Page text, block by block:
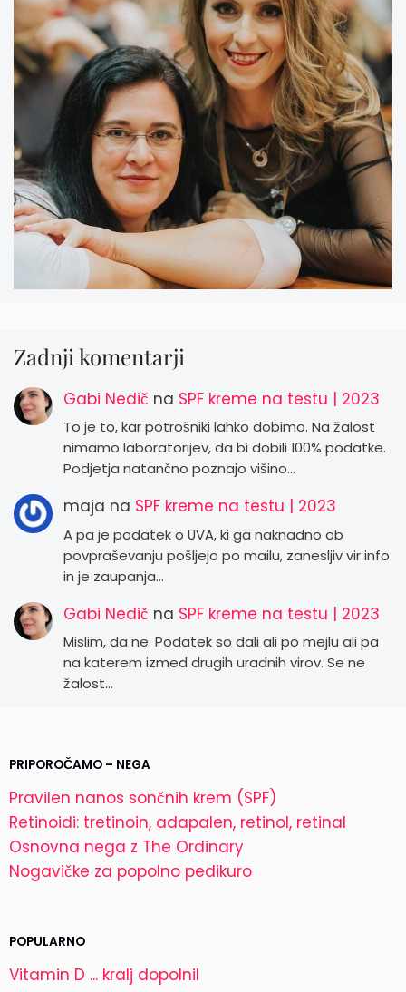
Zadnji komentarji
Gabi Nedič na SPF kreme na testu | 2023
To je to, kar potrošniki lahko dobimo. Na žalost
nimamo laboratorijev, da bi dobili 100% podatke.
Podjetja natančno poznajo višino…
maja na SPF kreme na testu | 2023
A pa je podatek o UVA, ki ga naknadno ob
povpraševanju pošljejo po mailu, zanesljiv vir info
in je zaupanja…
Gabi Nedič na SPF kreme na testu | 2023
Mislim, da ne. Podatek so dali ali po mejlu ali pa
na katerem izmed drugih uradnih virov. Se ne
žalost…
PRIPOROČAMO – NEGA
Pravilen nanos sončnih krem (SPF)
Retinoidi: tretinoin, adapalen, retinol, retinal
Osnovna nega z The Ordinary
Nogavičke za popolno pedikuro
POPULARNO
Vitamin D ... kralj dopolnil